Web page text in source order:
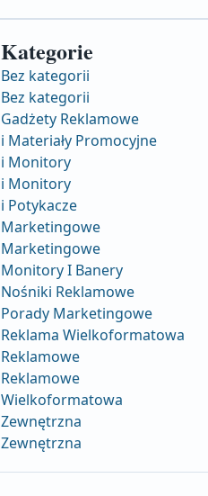
Kategorie
Bez kategorii
Bez kategorii
Gadżety Reklamowe
i Materiały Promocyjne
i Monitory
i Monitory
i Potykacze
Marketingowe
Marketingowe
Monitory I Banery
Nośniki Reklamowe
Porady Marketingowe
Reklama Wielkoformatowa
Reklamowe
Reklamowe
Wielkoformatowa
Zewnętrzna
Zewnętrzna